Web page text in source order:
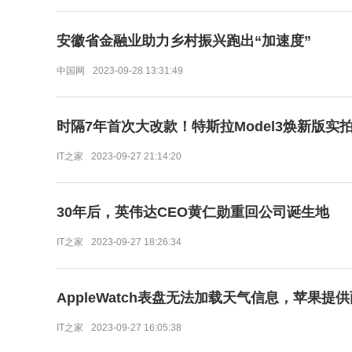
安徽省金融业助力乡村振兴跑出“加速度”
中国网 2023-09-28 13:31:49
时隔7年首次大改款！特斯拉Model3焕新版实
IT之家 2023-09-27 21:14:20
30年后，英伟达CEO黄仁勋重回公司诞生地
IT之家 2023-09-27 18:26:34
AppleWatch表盘无法加载天气信息，苹果提
IT之家 2023-09-27 16:05:38